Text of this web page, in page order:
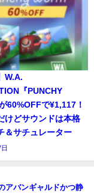
W.A.
『PUNCHY
60%OFFで¥1,117！
けどサウンドは本格
＆サチュレーター
アバンギャルドかつ静